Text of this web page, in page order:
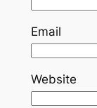
Email
Website